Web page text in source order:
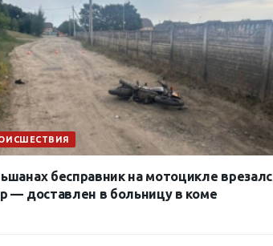
бесправник на мотоцикле
— доставлен в больницу в коме